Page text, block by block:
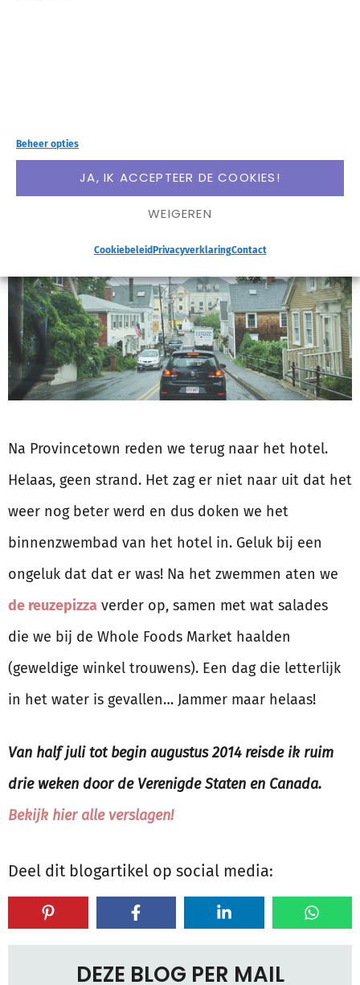
Beheer opties
JA, IK ACCEPTEER DE COOKIES!
WEIGEREN
CookiebeleidPrivacyverklaringContact
maar het was zeker bijzonder om te zien. Mooi dat
Na Provincetown reden we terug naar het hotel.
Helaas, geen strand. Het zag er niet naar uit dat het
weer nog beter werd en dus doken we het
binnenzwembad van het hotel in. Geluk bij een
ongeluk dat dat er was! Na het zwemmen aten we
de reuzepizza verder op, samen met wat salades
die we bij de Whole Foods Market haalden
(geweldige winkel trouwens). Een dag die letterlijk
in het water is gevallen… Jammer maar helaas!
Van half juli tot begin augustus 2014 reisde ik ruim
drie weken door de Verenigde Staten en Canada.
Bekijk hier alle verslagen!
Deel dit blogartikel op social media:
DEZE BLOG PER MAIL